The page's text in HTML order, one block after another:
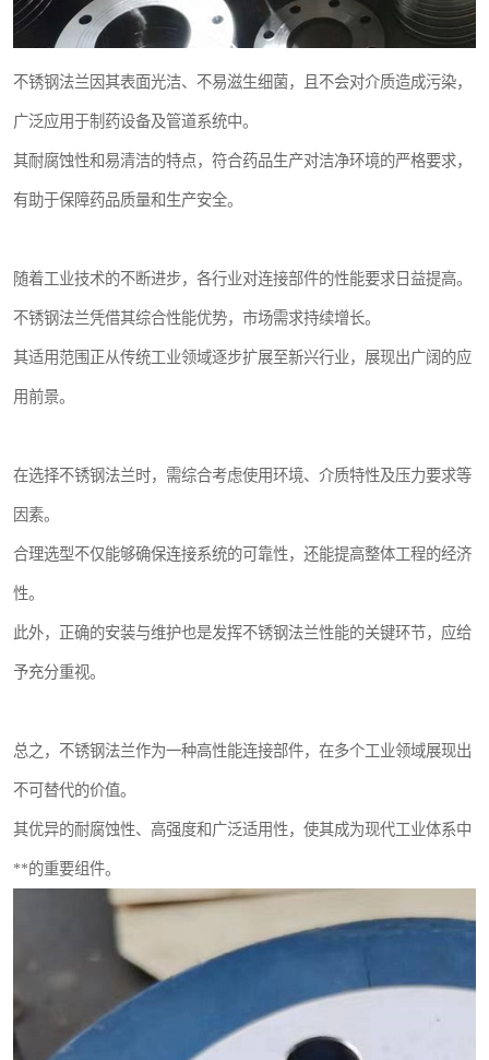
不锈钢法兰因其表面光洁、不易滋生细菌，且不会对介质造成污染，
广泛应用于制药设备及管道系统中。
其耐腐蚀性和易清洁的特点，符合药品生产对洁净环境的严格要求，
有助于保障药品质量和生产安全。
随着工业技术的不断进步，各行业对连接部件的性能要求日益提高。
不锈钢法兰凭借其综合性能优势，市场需求持续增长。
其适用范围正从传统工业领域逐步扩展至新兴行业，展现出广阔的应
用前景。
在选择不锈钢法兰时，需综合考虑使用环境、介质特性及压力要求等
因素。
合理选型不仅能够确保连接系统的可靠性，还能提高整体工程的经济
性。
此外，正确的安装与维护也是发挥不锈钢法兰性能的关键环节，应给
予充分重视。
总之，不锈钢法兰作为一种高性能连接部件，在多个工业领域展现出
不可替代的价值。
其优异的耐腐蚀性、高强度和广泛适用性，使其成为现代工业体系中
**的重要组件。